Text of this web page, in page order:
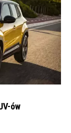
ów